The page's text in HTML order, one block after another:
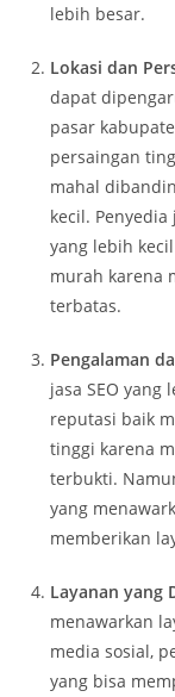
lebih besar.
Lokasi dan
dapat
pasar
persaingan
mahal
kecil.
yang lebih
murah karena
terbatas.
Pengalaman
jasa SEO
reputasi baik
tinggi karena
terbukti.
yang
memberikan
Layanan yang
menawarkan
media sosial,
yang bisa